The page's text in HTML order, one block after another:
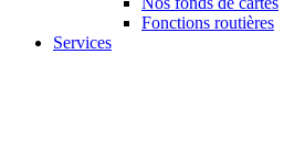
Fonctions routières
Services